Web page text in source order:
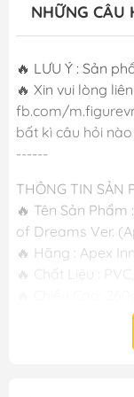
NHỮNG CÂU
🔥 LƯU Ý : Sản
🔥 Xin vui lòng
fb.com/
bất kì câu hỏi nào
------
THÔNG TIN SẢN
🔥 Tên Sản
of Dreams Ver.
🔥 Hãng : Apex
🔥 Chất Liệu :
🔥 Ngày Phát